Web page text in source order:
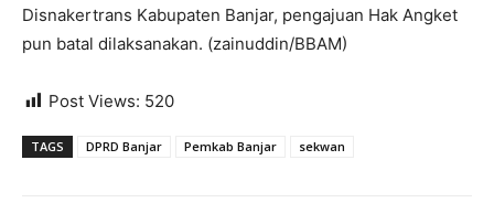
Disnakertrans Kabupaten Banjar, pengajuan Hak Angket
pun batal dilaksanakan. (zainuddin/BBAM)
Post Views: 520
TAGS DPRD Banjar Pemkab Banjar sekwan